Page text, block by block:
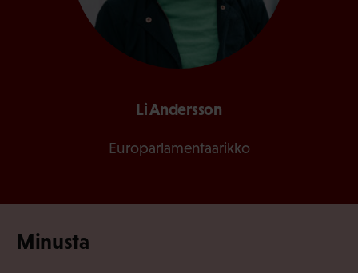
Li Andersson
Europarlamentaarikko
Minusta